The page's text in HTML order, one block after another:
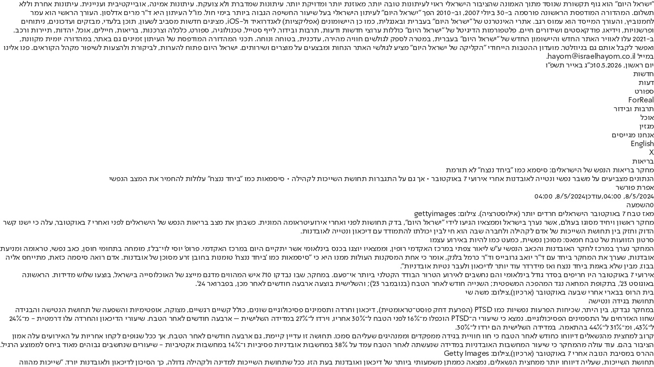
"ישראל היום" הוא גוף תקשורת שנוסד מתוך האמונה שהציבור הישראלי ראוי לעיתונות טובה יותר, מאוזנת יותר ומדויקת יותר. עיתונות שמדברת ולא צועקת. עיתונות אמינה, אובייקטיבית ועניינית. עיתונות אחרת וללא
תשלום. המהדורה המודפסת הראשונה פורסמה ב-30 ביולי 2007, וב-2010 הפך "ישראל היום" לעיתון הישראלי בעל שיעור החשיפה הגבוה ביותר בימי חול. מו"ל העיתון היא ד"ר מרים אדלסון. העורך הראשי הוא עמר
לחמנוביץ, והעורך המייסד הוא עמוס רגב. אתרי האינטרנט של "ישראל היום" בעברית ובאנגלית, כמו כן היישומונים (אפליקציות) לאנדרואיד ול-iOS, מציגים חדשות מסביב לשעון, תוכן בלעדי, מבזקים ועדכונים, ניתוחים
ופרשנויות, וידיאו, פודקאסטים ושידורים חיים. פלטפורמות הדיגיטל של "ישראל היום" כוללות ערוצי חדשות ודעות, תרבות ובידור, לייף סטייל, טכנולוגיה, ספורט, כלכלה וצרכנות, בריאות, חיילים, אוכל, יהדות, תיירות ורכב.
ב-2021 עלו לאוויר האתר החדש והיישומון החדש של "ישראל היום" בעברית, במטרה לספק לגולשים חוויה מהירה, עדכנית, בטוחה ונוחה. תכני המהדורה המודפסת של העיתון זמינים גם באתר, במהדורה יומית מקוונת,
ואפשר לקבל אותם גם בניוזלטר. מועדון ההטבות הייחודי "הקליקה של ישראל היום" מציע לגולשי האתר הנחות ומבצעים על מוצרים ושירותים. ישראל היום פתוח להערות, לביקורת ולהצעות לשיפור מקהל הקוראים. פנו אלינו
במייל hayom@israelhayom.co.il.
יום ראשון, 10.5.2026
כ"ג באייר תשפ"ו
חדשות
דעות
ספורט
ForReal
תרבות ובידור
אוכל
מגזין
אנחנו מגייסים
English
X
בריאות
מחקר בריאות הנפש של הישראלים: סיסמא כמו "ביחד ננצח" לא תורמת
הנתונים מצביעים על משבר נפשי ונטייה לאובדנות אחרי אירועי 7 באוקטובר • אך גם על התגברות תחושת השייכות לקהילה • סיסמאות כמו "ביחד ננצח" עלולות להחמיר את המצב הנפשי
אפרת פורשר
8/5/2024, 04:00
,עודכן8/5/2024, 04:00
0השמעה
מאז טבח 7 באוקטובר הישראלים חרדים יותר (אילוסטרציה). צילום: gettyimages
מחקר ראשון ויחיד מסוגו בעולם, אשר נערך בישראל וממצאיו הגיעו לידי "ישראל היום", בדק תחושות לפני ואחרי אירועיטראומה המונית
. כשבחן את מצב בריאות הנפש של הישראלים לפני ואחרי 7 באוקטובר, עלה כי ישנו קשר
הדוק וחזק בין תחושת השייכות של אדם לקהילה ולחברה שבה הוא חי לבין יכולתו להתמודד עם דיכאון ונטייה לאובדנות.
סרטון הזוועות של טבח חמאס: מסוכן נפשית, כמעט כמו להיות באירוע עצמו
המחקר נערך במרכז לחקר האובדנות והכאב הנפשי ע"ש ליאור צפתי במרכז האקדמי רופין, וממצאיו יוצגו בכנס בינלאומי אשר יתקיים היום במרכז האקדמי. פרופ' יוסי לוי־בלז, מומחה בתחומי חוסן, כאב נפשי, טראומה ומניעת
אובדנות, שערך את המחקר ביחד עם ד"ר יואב גרובייס וד"ר כרמל בלנק, אומר כי אחת המסקנות העולות ממנו היא כי "סיסמאות כמו 'ביחד ננצח' טומנות בחובן זרע מסוכן של אובדנות. אדם רואה סיסמה כזאת, מתייחס אליה
בבוז, מבין שלא באמת ביחד ננצח ואז מידרדר עוד יותר לדיכאון ולעבר נטיות אובדניות".
אירועי 7 באוקטובר היו חריפים בסדר גודל בינלאומי והם נחשבים לאירוע הטרור הבודד הקטלני ביותר אי־פעם. במחקר, שבו נבדקו 710 איש המהווים מדגם מייצג של האוכלוסייה בישראל, בוצעו שלוש מדידות. הראשונה
באוגוסט 23', בתקופת המחאה נגד המהפכה המשפטית; השנייה חודש לאחר הטבח (בנובמבר 23'); והשלישית בוצעה ארבעה חודשים לאחר מכן, בפברואר 24'.
בית הרוס בבארי אחרי שבעה באוקטובר (ארכיון),צילום: משה שי
תחושת בגידה ונטישה
במחקר נבדקו, בין היתר, שכיחות הפרעות נפשיות כמו PTSD (הפרעת דחק פוסט־טראומטית), דיכאון וחרדה ותסמינים פסיכולוגיים שונים, כולל קשיים רגשיים, מצוקה, אופטימיות והשפעה של תחושת הנטישה והבגידה
שחוו האזרחים על התסמינים הפסיכולוגיים. נמצא כי שיעורי ה־PTSD הוכפלו מ־16% לפני הטבח ל־30% אחריו, וירדו ל־27% במדידה השלישית – ארבעה חודשים לאחר הטבח. שיעורי הדיכאון והחרדה עלו דרמטית - מ־24%
ל־43%, ומ־31% ל־44% בהתאמה. במדידה השלישית הם ירדו ל־30%.
קרוב למחצית מהנשאלים דיווחו כחודש לאחר הטבח כי חוו חוויית בגידה ממפקדים וממנהיגים שעליהם סמכו. תחושה זו עדיין קיימת, גם ארבעה חודשים לאחר הטבח, אך ככל שגופים לקחו אחריות על האירועים עלה אמון
הציבור בהם. עוד עולה מהמחקר כי שיעור המחשבות האובדניות במדידה שנעשתה לאחר הטבח עמד על 38% במחשבות אובדניות פסיביות ו־14% במחשבות אקטיביות - שיעורים שנחשבים גבוהים מאוד ביחס לממוצע הרגיל.
ההרס במסיבת הנובה אחרי 7 באוקטובר (ארכיון),צילום: Getty Images
תחושת השייכות, שעליה דיווחו יותר ממחצית הנשאלים, נמצאה כממתן משמעותי ביותר של דיכאון ואובדנות בעת הזו. ככל שתחושת השייכות למדינה ולקהילה גדולה, כך הסיכון לדיכאון ולאובדנות יורד. "שייכות מהווה